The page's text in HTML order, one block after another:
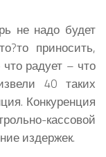
не надо будет
приносить,
радует – что
40 таких
Конкуренция
кассовой
издержек.